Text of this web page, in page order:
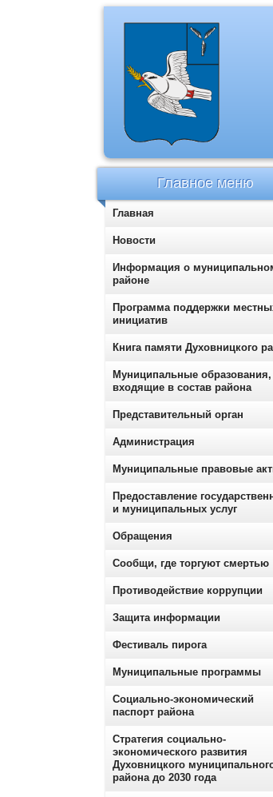
Главное меню
Главная
Новости
Информация о
районе
Программа поддержки
инициатив
Книга памяти Духовницкого
Муниципальные образования,
входящие в состав района
Представительный орган
Администрация
Муниципальные правовые
Предоставление
и муниципальных услуг
Обращения
Сообщи, где торгуют смертью
Противодействие коррупции
Защита информации
Фестиваль пирога
Муниципальные программы
Социально-экономический
паспорт района
Стратегия социально-
экономического развития
Духовницкого
района до 2030 года